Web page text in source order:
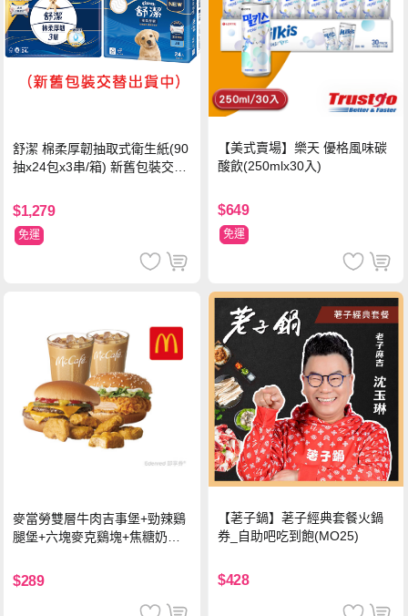
舒潔 棉柔厚韌抽取式衛生紙(90
抽x24包x3串/箱) 新舊包裝交替
$1,279
免運
【美式賣場】樂天 優格風味碳
酸飲(250mlx30入)
$649
免運
麥當勞雙層牛肉吉事堡+勁辣鷄
腿堡+六塊麥克鷄塊+焦糖奶茶
$289
【荖子鍋】荖子經典套餐火鍋
券_自助吧吃到飽(MO25)
$428